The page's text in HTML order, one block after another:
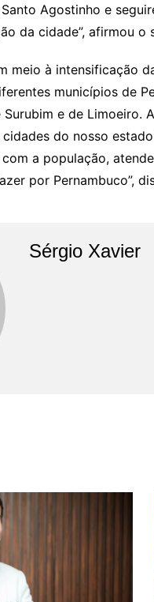
Agostinho e
da cidade”, afirmou o
meio à intensificação
municípios de
e de Limoeiro.
cidades do nosso
a população,
por Pernambuco”,
Sérgio Xavier